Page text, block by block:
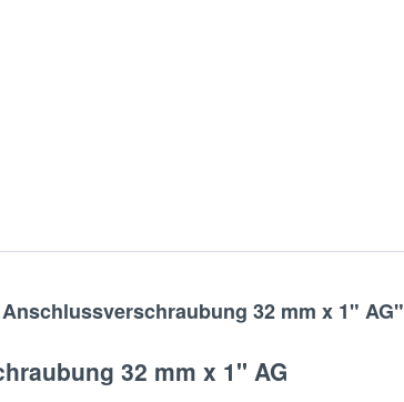
32 mm x 1" AG"
32 mm x 1'' AG